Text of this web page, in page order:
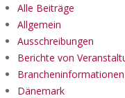
Alle Beiträge
Allgemein
Ausschreibungen
Berichte von
Brancheninformationen
Dänemark